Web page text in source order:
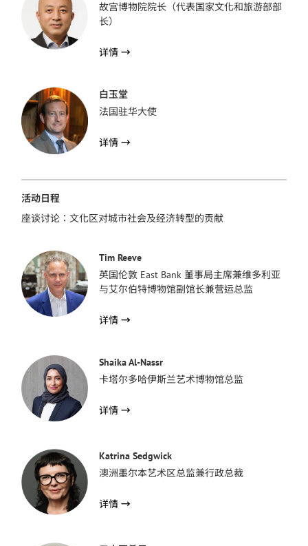
故宫博物院院长（代表国家文化和旅游部部
长）
详情 →
白玉堂
法国驻华大使
详情 →
活动日程
座谈讨论：文化区对城市社会及经济转型的贡献
Tim Reeve
英国伦敦 East Bank 董事局主席兼维多利亚
与艾尔伯特博物馆副馆长兼营运总监
详情 →
Shaika Al-Nassr
卡塔尔多哈伊斯兰艺术博物馆总监
详情 →
Katrina Sedgwick
澳洲墨尔本艺术区总监兼行政总裁
详情 →